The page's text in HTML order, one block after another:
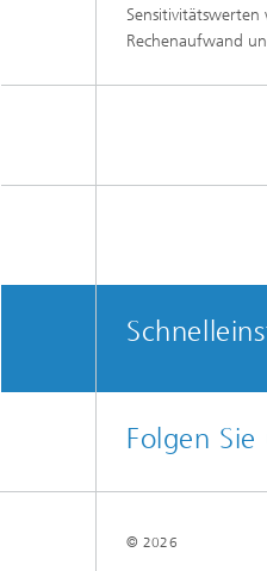
Rechenaufwand
Folgen Sie
© 2026